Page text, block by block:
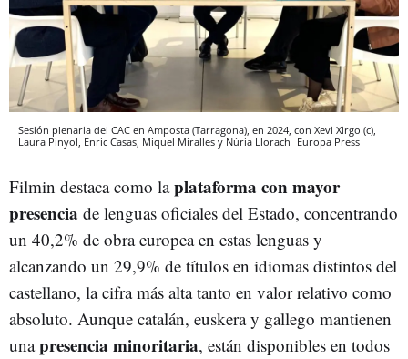
Sesión plenaria del CAC en Amposta (Tarragona), en 2024, con Xevi Xirgo (c),
Laura Pinyol, Enric Casas, Miquel Miralles y Núria Llorach Europa Press
Filmin destaca como laplataforma con mayor
presencia de lenguas oficiales del Estado, concentrando
un 40,2% de obra europea en estas lenguas y
alcanzando un 29,9% de títulos en idiomas distintos del
castellano, la cifra más alta tanto en valor relativo como
absoluto. Aunque catalán, euskera y gallego mantienen
unapresencia minoritaria, están disponibles en todos